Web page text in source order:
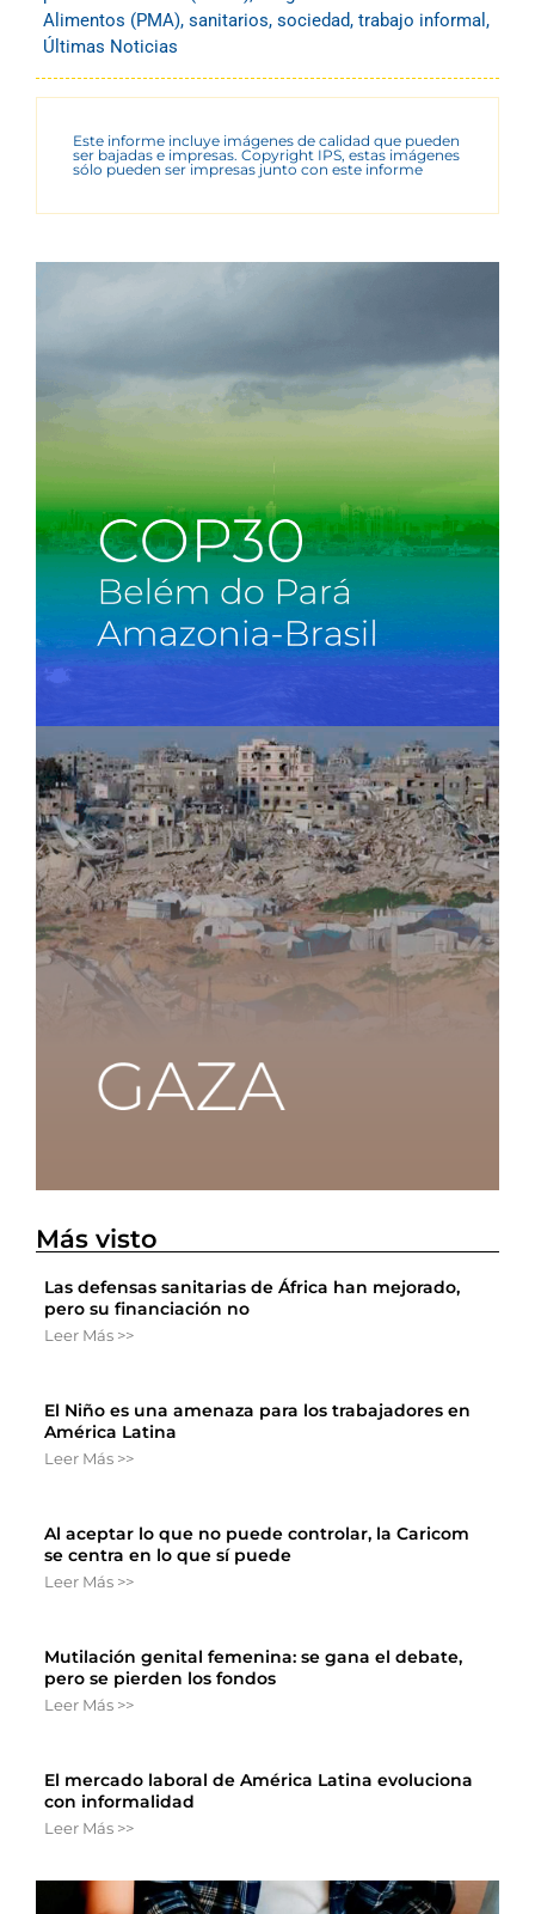
Alimentos (PMA), sanitarios, sociedad, trabajo informal ,
Últimas Noticias
Este informe incluye imágenes de calidad que pueden
ser bajadas e impresas. Copyright IPS, estas imágenes
sólo pueden ser impresas junto con este informe
Más visto
Las defensas sanitarias de África han mejorado,
pero su financiación no
Leer Más >>
El Niño es una amenaza para los trabajadores en
América Latina
Leer Más >>
Al aceptar lo que no puede controlar, la Caricom
se centra en lo que sí puede
Leer Más >>
Mutilación genital femenina: se gana el debate,
pero se pierden los fondos
Leer Más >>
El mercado laboral de América Latina evoluciona
con informalidad
Leer Más >>